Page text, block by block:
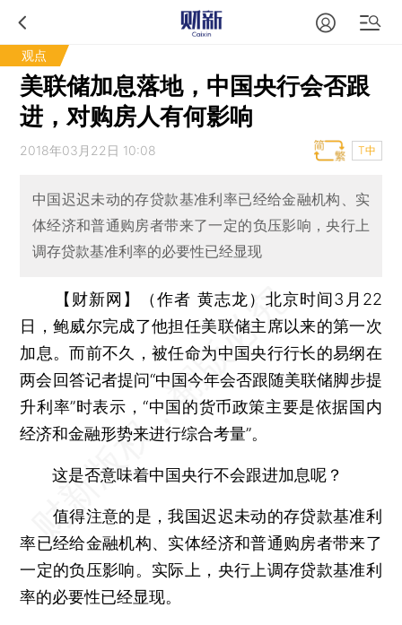
观点
美联储加息落地，中国央行会否跟
进，对购房人有何影响
2018年03月22日 10:08 T中
中国迟迟未动的存贷款基准利率已经给金融机构、实
体经济和普通购房者带来了一定的负压影响，央行上
调存贷款基准利率的必要性已经显现
【财新网】（作者 黄志龙） 北京时间3月22
日，鲍威尔完成了他担任美联储主席以来的第一次
加息。而前不久，被任命为中国央行行长的易纲在
两会回答记者提问“中国今年会否跟随美联储脚步提
升利率”时表示，“中国的货币政策主要是依据国内
经济和金融形势来进行综合考量”。
这是否意味着中国央行不会跟进加息呢？
值得注意的是，我国迟迟未动的存贷款基准利
率已经给金融机构、实体经济和普通购房者带来了
一定的负压影响。实际上，央行上调存贷款基准利
率的必要性已经显现。